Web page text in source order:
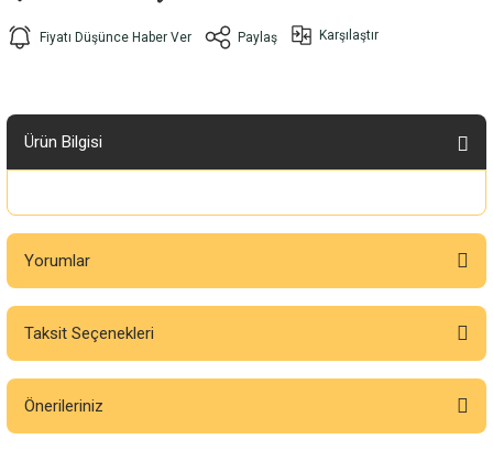
Fiyatı Düşünce Haber Ver Paylaş Karşılaştır
Ürün Bilgisi
Yorumlar
Bu ürüne ilk yorumu siz yapın!
Taksit Seçenekleri
Önerileriniz